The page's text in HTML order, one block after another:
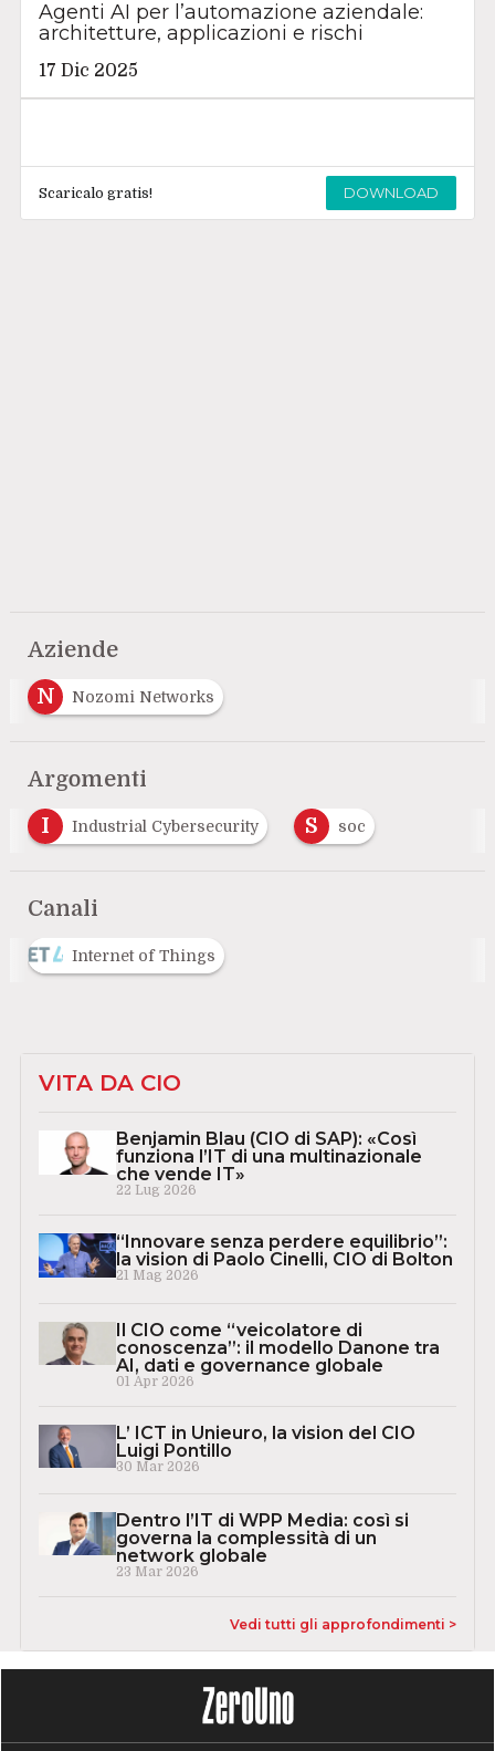
Agenti AI per l’automazione aziendale:
architetture, applicazioni e rischi
17 Dic 2025
Scaricalo gratis! DOWNLOAD
Aziende
N
Nozomi Networks
Argomenti
I
Industrial Cybersecurity S soc
Canali
Internet of Things
VITA DA CIO
Benjamin Blau (CIO di SAP): «Così
funziona l’IT di una multinazionale
che vende IT»
22 Lug 2026
“Innovare senza perdere equilibrio”:
la vision di Paolo Cinelli, CIO di Bolton
21 Mag 2026
Il CIO come “veicolatore di
conoscenza”: il modello Danone tra
AI, dati e governance globale
01 Apr 2026
L’ ICT in Unieuro, la vision del CIO
Luigi Pontillo
30 Mar 2026
Dentro l’IT di WPP Media: così si
governa la complessità di un
network globale
23 Mar 2026
Vedi tutti gli approfondimenti >